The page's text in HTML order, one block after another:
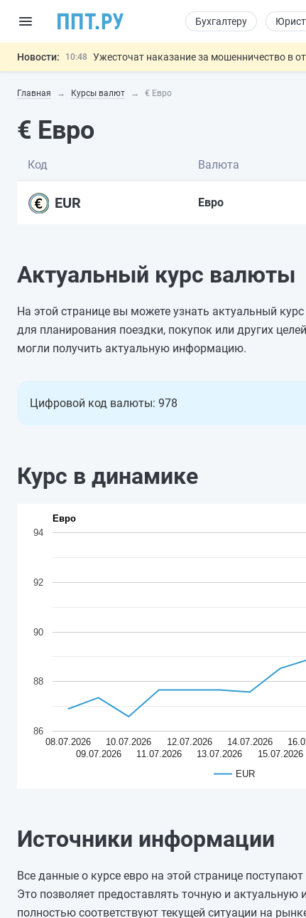
Бухгалтеру
Новости: 10:48 Ужесточат наказание за мошенничество в
09:13 ЕГЭ могут отменить и заменить
06.08
Главная Курсы валют € Евро
€ Евро
Код Валюта
EUR Евро
Актуальный курс валюты
На этой странице вы можете узнать актуальный
для планирования поездки, покупок или других
могли получить актуальную информацию.
Цифровой код валюты: 978
Курс в динамике
Евро
EUR
08.07.2026
09.07.2026
10.07.2026
11.07.2026
12.07.2026
13.07.2026
14.07.2026
15.07.2026
86
88
90
92
94
Источники информации
Все данные о курсе евро на этой странице
Это позволяет предоставлять точную и
полностью соответствуют текущей ситуации на